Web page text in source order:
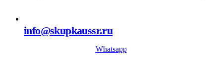
info@skupkaussr.ru
Whatsapp